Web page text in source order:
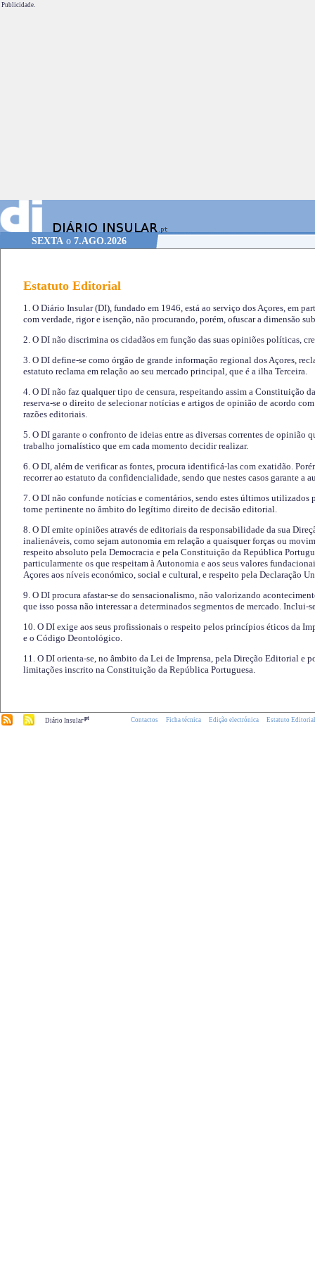
Publicidade.
SEXTA o 7.AGO.2026
Estatuto Editorial
1. O Diário Insular (DI), fundado em 1946, está ao serviço dos Açores, em
com verdade, rigor e isenção, não procurando, porém, ofuscar a dimensão
2. O DI não discrimina os cidadãos em função das suas opiniões políticas,
3. O DI define-se como órgão de grande informação regional dos Açores,
estatuto reclama em relação ao seu mercado principal, que é a ilha Terceira.
4. O DI não faz qualquer tipo de censura, respeitando assim a Constituição
reserva-se o direito de selecionar notícias e artigos de opinião de acordo
razões editoriais.
5. O DI garante o confronto de ideias entre as diversas correntes de opinião
trabalho jornalístico que em cada momento decidir realizar.
6. O DI, além de verificar as fontes, procura identificá-las com exatidão.
recorrer ao estatuto da confidencialidade, sendo que nestes casos garante a
7. O DI não confunde notícias e comentários, sendo estes últimos utilizados
torne pertinente no âmbito do legítimo direito de decisão editorial.
8. O DI emite opiniões através de editoriais da responsabilidade da sua
inalienáveis, como sejam autonomia em relação a quaisquer forças ou
respeito absoluto pela Democracia e pela Constituição da República
particularmente os que respeitam à Autonomia e aos seus valores
Açores aos níveis económico, social e cultural, e respeito pela Declaração
9. O DI procura afastar-se do sensacionalismo, não valorizando
que isso possa não interessar a determinados segmentos de mercado.
10. O DI exige aos seus profissionais o respeito pelos princípios éticos da
e o Código Deontológico.
11. O DI orienta-se, no âmbito da Lei de Imprensa, pela Direção Editorial e
limitações inscrito na Constituição da República Portuguesa.
Diário Insular.pt Contactos Ficha técnica Edição electrónica Estatuto Editorial